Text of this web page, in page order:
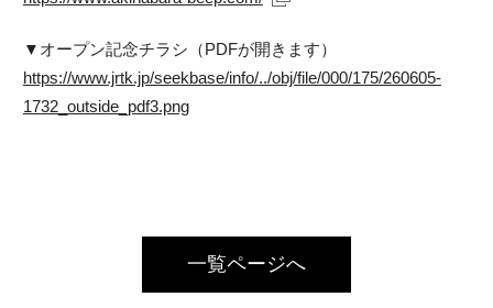
▼オープン記念チラシ（PDFが開きます）
https://www.jrtk.jp/seekbase/info/../obj/file/000/175/260605-
1732_outside_pdf3.png
一覧ページへ